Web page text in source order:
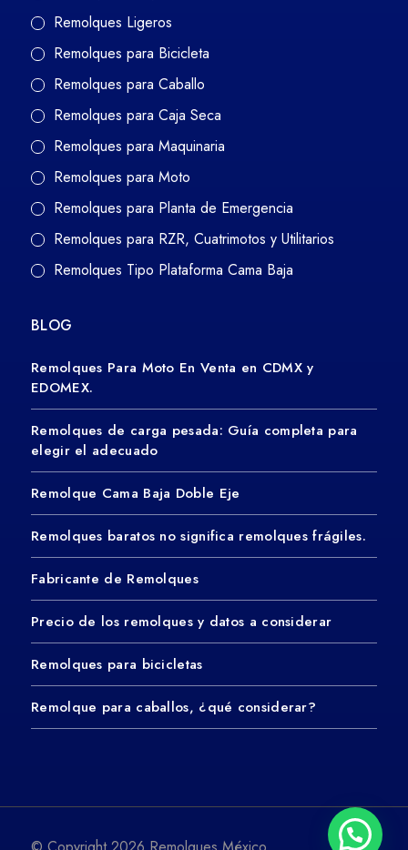
Remolques Ligeros
Remolques para Bicicleta
Remolques para Caballo
Remolques para Caja Seca
Remolques para Maquinaria
Remolques para Moto
Remolques para Planta de Emergencia
Remolques para RZR, Cuatrimotos y Utilitarios
Remolques Tipo Plataforma Cama Baja
BLOG
Remolques Para Moto En Venta en CDMX y
EDOMEX.
Remolques de carga pesada: Guía completa para
elegir el adecuado
Remolque Cama Baja Doble Eje
Remolques baratos no significa remolques frágiles.
Fabricante de Remolques
Precio de los remolques y datos a considerar
Remolques para bicicletas
Remolque para caballos, ¿qué considerar?